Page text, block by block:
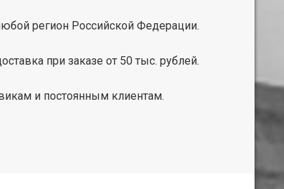
регион Российской Федерации.
при заказе от 50 тыс. рублей.
и постоянным клиентам.